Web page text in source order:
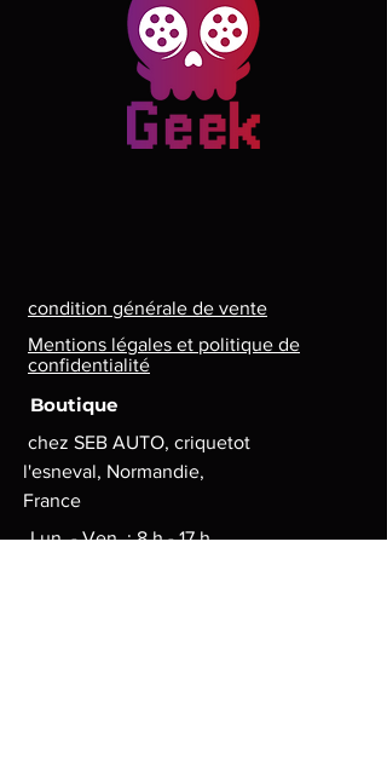
condition générale de vente
Mentions légales et politique de
confidentialité
Boutique
chez SEB AUTO, criquetot
l'esneval, Normandie,
France
Lun. - Ven. : 8 h - 17 h